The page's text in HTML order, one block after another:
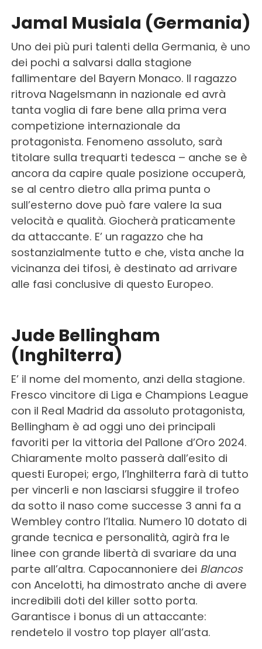
Jamal Musiala (Germania)
Uno dei più puri talenti della Germania, è uno
dei pochi a salvarsi dalla stagione
fallimentare del Bayern Monaco. Il ragazzo
ritrova Nagelsmann in nazionale ed avrà
tanta voglia di fare bene alla prima vera
competizione internazionale da
protagonista. Fenomeno assoluto, sarà
titolare sulla trequarti tedesca – anche se è
ancora da capire quale posizione occuperà,
se al centro dietro alla prima punta o
sull’esterno dove può fare valere la sua
velocità e qualità. Giocherà praticamente
da attaccante. E’ un ragazzo che ha
sostanzialmente tutto e che, vista anche la
vicinanza dei tifosi, è destinato ad arrivare
alle fasi conclusive di questo Europeo.
Jude Bellingham
(Inghilterra)
E’ il nome del momento, anzi della stagione.
Fresco vincitore di Liga e Champions League
con il Real Madrid da assoluto protagonista,
Bellingham è ad oggi uno dei principali
favoriti per la vittoria del Pallone d’Oro 2024.
Chiaramente molto passerà dall’esito di
questi Europei; ergo, l’Inghilterra farà di tutto
per vincerli e non lasciarsi sfuggire il trofeo
da sotto il naso come successe 3 anni fa a
Wembley contro l’Italia. Numero 10 dotato di
grande tecnica e personalità, agirà fra le
linee con grande libertà di svariare da una
parte all’altra. Capocannoniere dei Blancos
con Ancelotti, ha dimostrato anche di avere
incredibili doti del killer sotto porta.
Garantisce i bonus di un attaccante:
rendetelo il vostro top player all’asta.